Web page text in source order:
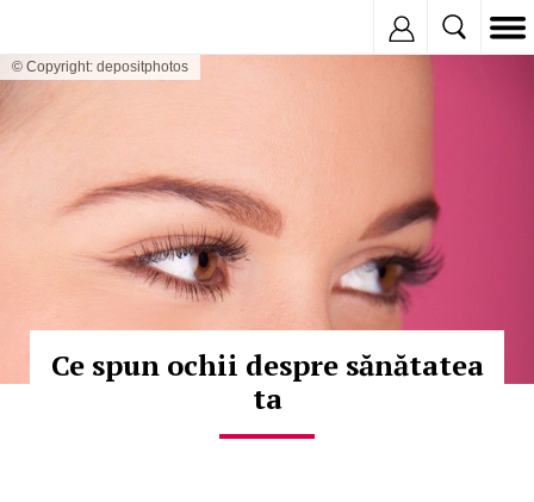
© Copyright: depositphotos
Ce spun ochii despre sănătatea
ta